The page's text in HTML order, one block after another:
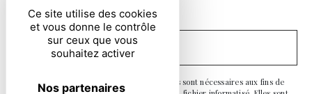
Ce site utilise des cookies
et vous donne le contrôle
sur ceux que vous
souhaitez activer
Nos partenaires
particulières ci-dessous **
ENVOYER
** Les données personnelles communiquées sont nécessaires aux fins de